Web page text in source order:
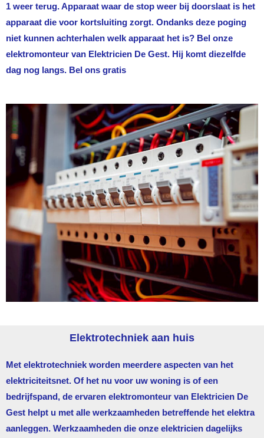
1 weer terug. Apparaat waar de stop weer bij doorslaat is het
apparaat die voor kortsluiting zorgt. Ondanks deze poging
niet kunnen achterhalen welk apparaat het is? Bel onze
elektromonteur van Elektricien De Gest. Hij komt diezelfde
dag nog langs. Bel ons gratis
Elektrotechniek aan huis
Met elektrotechniek worden meerdere aspecten van het
elektriciteitsnet. Of het nu voor uw woning is of een
bedrijfspand, de ervaren elektromonteur van Elektricien De
Gest helpt u met alle werkzaamheden betreffende het elektra
aanleggen. Werkzaamheden die onze elektricien dagelijks